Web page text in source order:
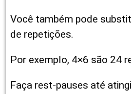
Você também pode
de repetições.
Por exemplo, 4×6 são 24
Faça rest-pauses até